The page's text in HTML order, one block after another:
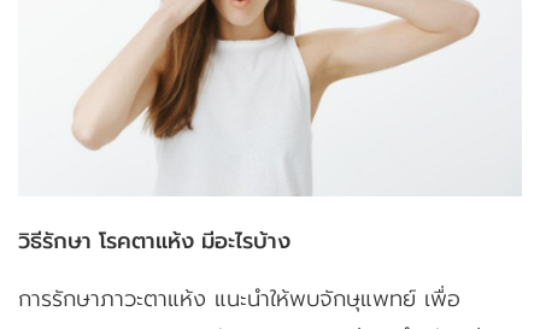
วิธีรักษา โรคตาแห้ง มีอะไรบ้าง
การรักษาภาวะตาแห้ง แนะนำให้พบจักษุแพทย์ เพื่อ